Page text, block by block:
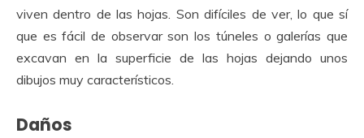
viven dentro de las hojas. Son difíciles de ver, lo que sí
que es fácil de observar son los túneles o galerías que
excavan en la superficie de las hojas dejando unos
dibujos muy característicos.
Daños